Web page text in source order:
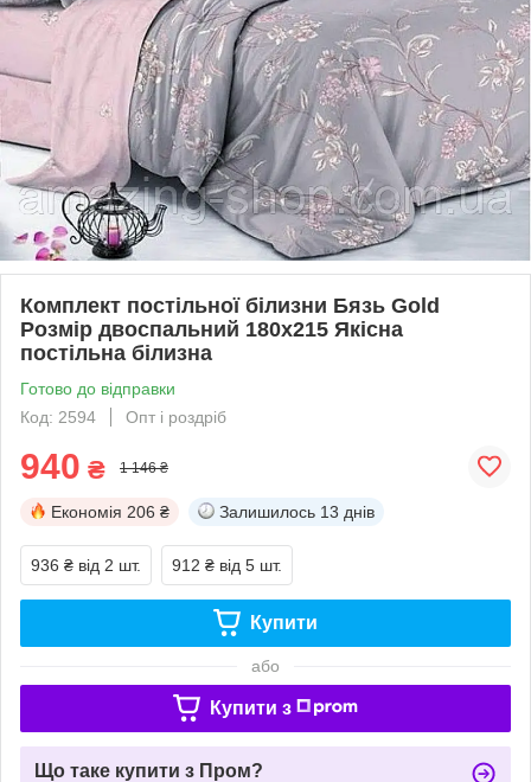
Комплект постільної білизни Бязь Gold
Розмір двоспальний 180х215 Якісна
постільна білизна
Готово до відправки
Код: 2594
Опт і роздріб
940 ₴ 1 146 ₴
Економія 206 ₴ Залишилось 13 днів
936 ₴ від 2 шт. 912 ₴ від 5 шт.
Купити
або
Купити з
Що таке купити з Пром?